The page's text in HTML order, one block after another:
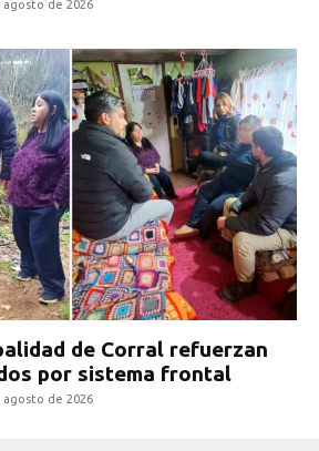
agosto de 2026
de Corral refuerzan
por sistema frontal
agosto de 2026